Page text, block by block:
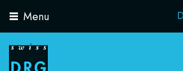
Toggle
Menu